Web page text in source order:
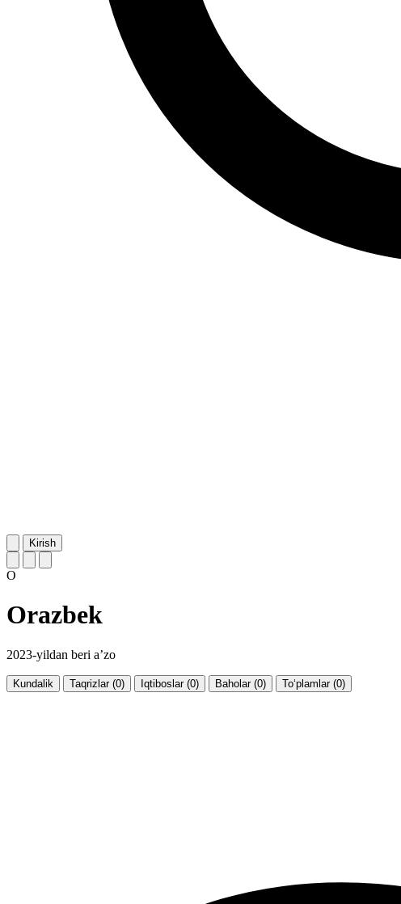
Kirish
O
Orazbek
2023-yildan beri a’zo
Kundalik Taqrizlar (0) Iqtiboslar (0) Baholar (0) To‘plamlar (0)